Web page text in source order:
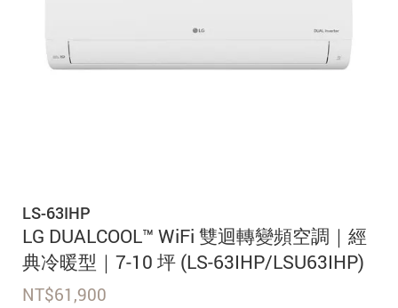
LS-63IHP
LG DUALCOOL™ WiFi 雙迴轉變頻空調｜經
典冷暖型｜7-10 坪 (LS-63IHP/LSU63IHP)
NT$61,900
快速連結
加入 JARVIS VIP